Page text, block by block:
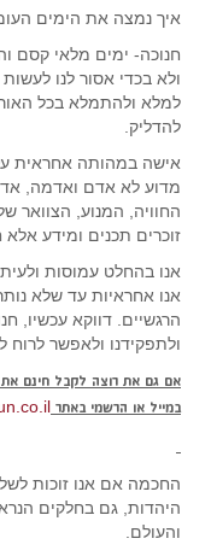
איך נמצה את הימים
חנוכה- ימים מלאי קסם
ולא בכדי אסור לנו
למלא ולהתמלא בכל האור
להדליק.
אישה במהותה אחראית
מדוע לא אדם ואדמה,
החוויה, המנוע, הצוואר
זוכרים תכנים ומידע אלא
אנו בהחלט עמוסות
אנו אחראיות עד שלא
הרגשיים. דווקא עכשיו,
ולתפקידנו ולאפשר
אם גם את רוצה לקבל חינם את
במייל או הרשמי באתר
החכמה אם אנו זוכות
היהדות, גם בחלקים
והעולם.